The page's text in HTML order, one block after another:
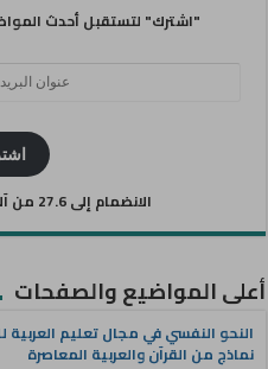
"اشترك" لتستقبل أحدث
الانضمام إلى 27.6 من آلاف المشتركين الآخرين
أعلى المواضيع والصفحات
النحو النفسي في مجال تعليم العربية
نماذج من القرآن والعربية المعاصرة